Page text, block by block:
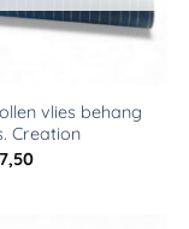
vlies behang
Creation
Huidige